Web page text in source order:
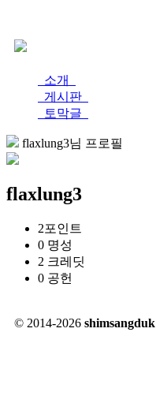
소개
게시판
토막글
flaxlung3님 프로필
flaxlung3
2포인트
0 명성
2 크레딧
0 공헌
© 2014-2026 shimsangduk